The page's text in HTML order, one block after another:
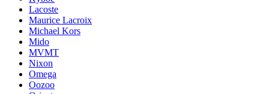
Lacoste
Maurice Lacroix
Michael Kors
Mido
MVMT
Nixon
Omega
Oozoo